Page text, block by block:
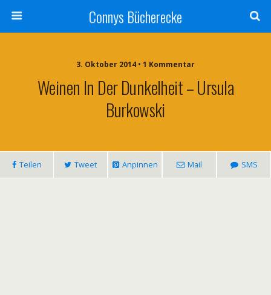
Connys Bücherecke
3. Oktober 2014 • 1 Kommentar
Weinen In Der Dunkelheit – Ursula
Burkowski
Teilen Tweet Anpinnen Mail SMS